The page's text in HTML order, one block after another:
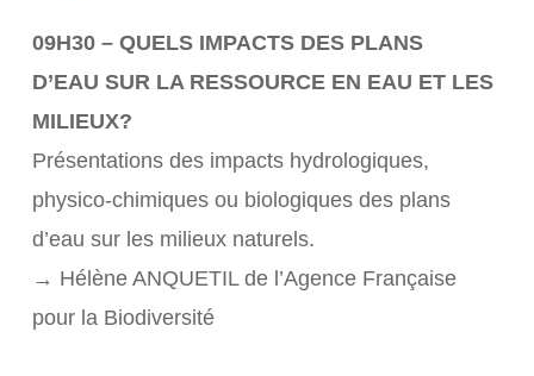
09H30 – QUELS IMPACTS DES PLANS
D’EAU SUR LA RESSOURCE EN EAU ET LES
MILIEUX?
Présentations des impacts hydrologiques,
physico-chimiques ou biologiques des plans
d’eau sur les milieux naturels.
→ Hélène ANQUETIL de l’Agence Française
pour la Biodiversité